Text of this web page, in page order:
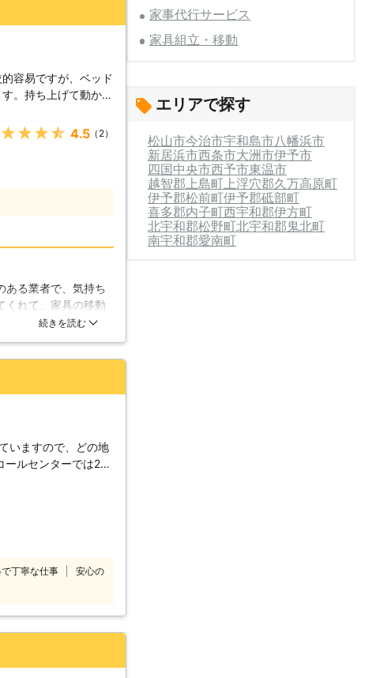
容易ですが、ベッド
。持ち上げて動かさ
などを通る際には傾
ですし、二人以上で
、そんなお困りごと
ただいております。
、改めて組みなおす
おり、必要な機材等
合がありますので、
、是非当社をご利用
4.5（2）
ある業者で、気持ち
くれて、家具の移動
た。費用も非常に
続きを読む
いますので、どの地
でも早朝でもお客
を見ても家具の組
い。 大きくて
という家具も、実績
ただきます。
丁寧な仕事
安心の
家事代行サービス
家具組立・移動
エリアで探す
松山市今治市宇和島市八幡浜市
新居浜市西条市大洲市伊予市
四国中央市西予市東温市
越智郡上島町 上浮穴郡久万高原町
伊予郡松前町伊予郡砥部町
喜多郡内子町西宇和郡伊方町
北宇和郡松野町北宇和郡鬼北町
南宇和郡愛南町